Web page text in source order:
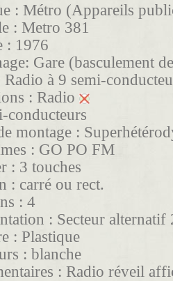
: Métro (Appareils
: Metro 381
: 1976
Gare (basculement
Radio à 9 semi-
: Radio
conducteurs
montage :
: GO PO FM
: 3 touches
: carré ou rect.
: 4
: Secteur alternatif
: Plastique
: blanche
: Radio réveil